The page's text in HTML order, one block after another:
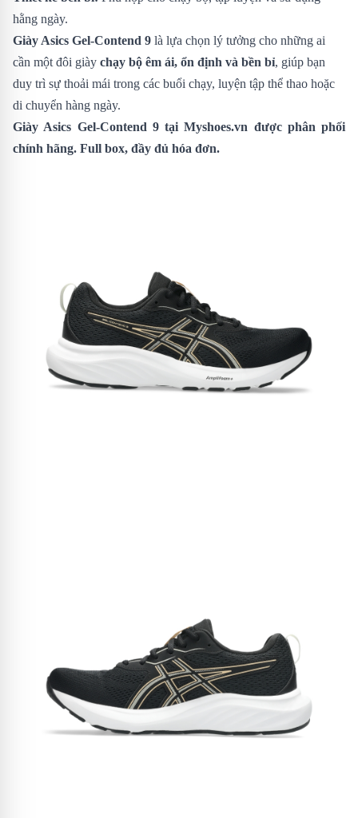
hằng ngày.
Giày Asics Gel-Contend 9 là lựa chọn lý tưởng cho những ai
cần một đôi giày chạy bộ êm ái, ổn định và bền bỉ, giúp bạn
duy trì sự thoải mái trong các buổi chạy, luyện tập thể thao hoặc
di chuyển hàng ngày.
Giày Asics Gel-Contend 9tại Myshoes.vn được phân phối
chính hãng. Full box, đầy đủ hóa đơn.